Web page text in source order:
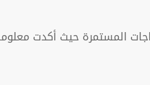
المستمرة حيث أكدت